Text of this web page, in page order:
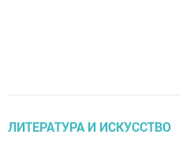
ЛИТЕРАТУРА И ИСКУССТВО